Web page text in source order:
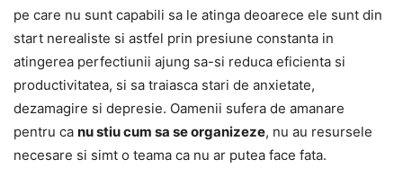
pe care nu sunt capabili sa le atinga deoarece ele sunt din
start nerealiste si astfel prin presiune constanta in
atingerea perfectiunii ajung sa-si reduca eficienta si
productivitatea, si sa traiasca stari de anxietate,
dezamagire si depresie. Oamenii sufera de amanare
pentru ca nu stiu cum sa se organizeze, nu au resursele
necesare si simt o teama ca nu ar putea face fata.